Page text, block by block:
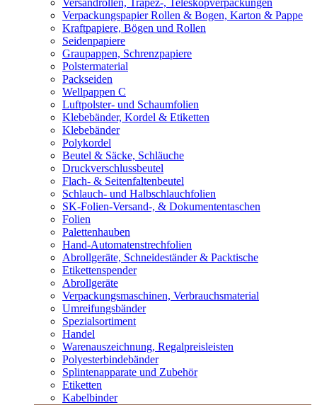
Versandrollen, Trapez-, Teleskopverpackungen
Verpackungspapier Rollen & Bogen, Karton & Pappe
Kraftpapiere, Bögen und Rollen
Seidenpapiere
Graupappen, Schrenzpapiere
Polstermaterial
Packseiden
Wellpappen C
Luftpolster- und Schaumfolien
Klebebänder, Kordel & Etiketten
Klebebänder
Polykordel
Beutel & Säcke, Schläuche
Druckverschlussbeutel
Flach- & Seitenfaltenbeutel
Schlauch- und Halbschlauchfolien
SK-Folien-Versand-, & Dokumententaschen
Folien
Palettenhauben
Hand-Automatenstrechfolien
Abrollgeräte, Schneideständer & Packtische
Etikettenspender
Abrollgeräte
Verpackungsmaschinen, Verbrauchsmaterial
Umreifungsbänder
Spezialsortiment
Handel
Warenauszeichnung, Regalpreisleisten
Polyesterbindebänder
Splintenapparate und Zubehör
Etiketten
Kabelbinder